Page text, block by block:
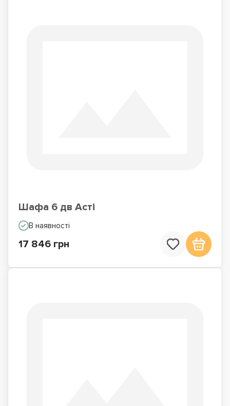
Шафа 6 дв Асті
В наявності
17 846 грн